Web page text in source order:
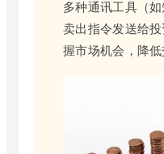
多种通讯工具（
卖出指令发送给
握市场机会，降低